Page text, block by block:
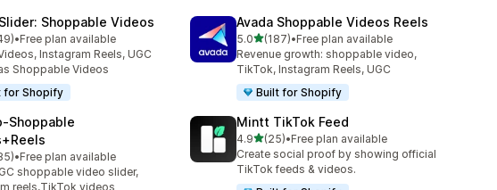
Shoppable Videos
중
개
•Free plan available
Instagram Reels, UGC
Shoppable Videos
for Shopify
Avada Shoppable Videos Reels
5.0별 5개 중
(187)
총 리뷰 187개
•Free plan available
Revenue growth: shoppable video,
TikTok, Instagram Reels, UGC
Built for Shopify
중
개
•Free plan available
shoppable video slider,
reels,TikTok videos
Mintt TikTok Feed
4.9별 5개 중
(25)
총 리뷰 25개
•Free plan available
Create social proof by showing official
TikTok feeds & videos.